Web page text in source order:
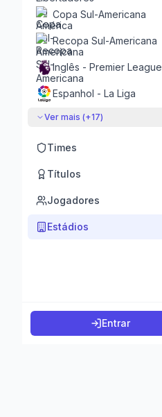
Copa Sul-Americana
Recopa Sul-Americana
Inglês - Premier League
Espanhol - La Liga
Ver mais (+17)
Times
Títulos
Jogadores
Estádios
Entrar